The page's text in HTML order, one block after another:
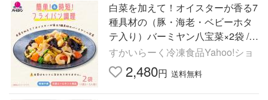
白菜を加えて！オイスターが香る7
種具材の（豚・海老・ベビーホタ
テ入り）バーミヤン八宝菜×2袋 /
冷凍食品 冷食 惣菜 簡単調理 ミー
ルキット 爆買
すかいらーく冷凍食品Yahoo!ショ
2,480円 送料無料